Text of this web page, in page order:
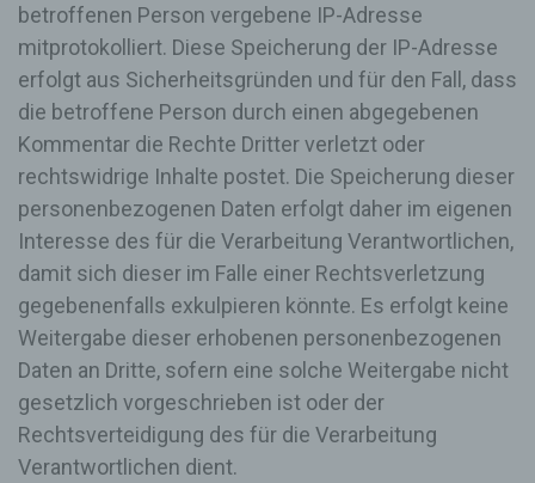
betroffenen Person vergebene IP-Adresse
mitprotokolliert. Diese Speicherung der IP-Adresse
erfolgt aus Sicherheitsgründen und für den Fall, dass
die betroffene Person durch einen abgegebenen
Kommentar die Rechte Dritter verletzt oder
rechtswidrige Inhalte postet. Die Speicherung dieser
personenbezogenen Daten erfolgt daher im eigenen
Interesse des für die Verarbeitung Verantwortlichen,
damit sich dieser im Falle einer Rechtsverletzung
gegebenenfalls exkulpieren könnte. Es erfolgt keine
Weitergabe dieser erhobenen personenbezogenen
Daten an Dritte, sofern eine solche Weitergabe nicht
gesetzlich vorgeschrieben ist oder der
Rechtsverteidigung des für die Verarbeitung
Verantwortlichen dient.
Die Internetseite enthält aufgrund von gesetzlichen
Vorschriften Angaben, die eine schnelle
elektronische Kontaktaufnahme zu unserem
Unternehmen sowie eine unmittelbare
Kommunikation mit uns ermöglichen, was
ebenfalls eine allgemeine Adresse der
sogenannten elektronischen Post (E-Mail-
Adresse) umfasst. Sofern eine betroffene Person
per E-Mail oder über ein Kontaktformular den
Kontakt mit dem für die Verarbeitung
Verantwortlichen aufnimmt, werden die von der
betroffenen Person übermittelten
personenbezogenen Daten automatisch
gespeichert. Solche auf freiwilliger Basis von einer
betroffenen Person an den für die Verarbeitung
Verantwortlichen übermittelten
personenbezogenen Daten werden für Zwecke der
Bearbeitung oder der Kontaktaufnahme zur
betroffenen Person gespeichert. Es erfolgt keine
Weitergabe dieser personenbezogenen Daten an